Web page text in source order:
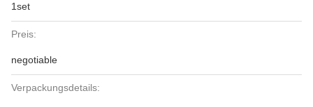
1set
Preis:
negotiable
Verpackungsdetails: